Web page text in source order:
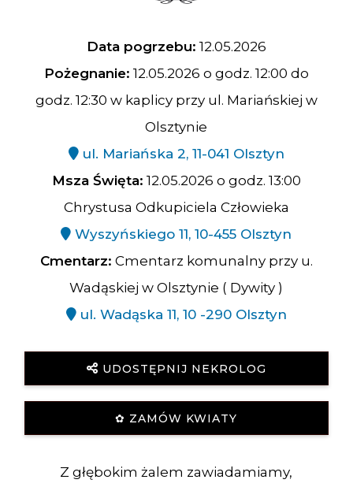
Data pogrzebu: 12.05.2026
Pożegnanie: 12.05.2026 o godz. 12:00 do
godz. 12:30 w kaplicy przy ul. Mariańskiej w
Olsztynie
ul. Mariańska 2, 11-041 Olsztyn
Msza Święta: 12.05.2026 o godz. 13:00
Chrystusa Odkupiciela Człowieka
Wyszyńskiego 11, 10-455 Olsztyn
Cmentarz: Cmentarz komunalny przy u.
Wadąskiej w Olsztynie ( Dywity )
ul. Wadąska 11, 10 -290 Olsztyn
UDOSTĘPNIJ NEKROLOG
✿ ZAMÓW KWIATY
Z głębokim żalem zawiadamiamy,